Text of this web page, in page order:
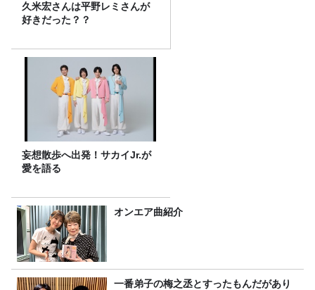
久米宏さんは平野レミさんが
好きだった？？
妄想散歩へ出発！サカイJr.が
愛を語る
オンエア曲紹介
一番弟子の梅之丞とすったもんだがあり